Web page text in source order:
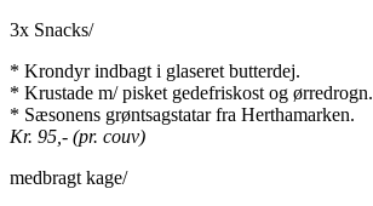
3x Snacks/
* Krondyr indbagt i glaseret butterdej.
* Krustade m/ pisket gedefriskost og ørredrogn.
* Sæsonens grøntsagstatar fra Herthamarken.
Kr. 95,- (pr. couv)
medbragt kage/